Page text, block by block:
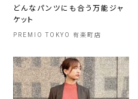
どんなパンツにも合う万能ジャ
ケット
PREMIO TOKYO 有楽町店